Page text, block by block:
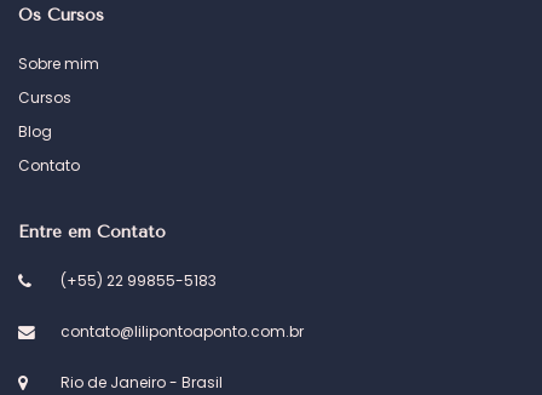
Os Cursos
Sobre mim
Cursos
Blog
Contato
Entre em Contato
(+55) 22 99855-5183
contato@lilipontoaponto.com.br
Rio de Janeiro - Brasil